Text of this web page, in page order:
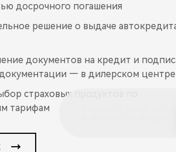
досрочного погашения
решение о выдаче
документов на кредит и
— в дилерском центре
страховых продуктов по
тарифам